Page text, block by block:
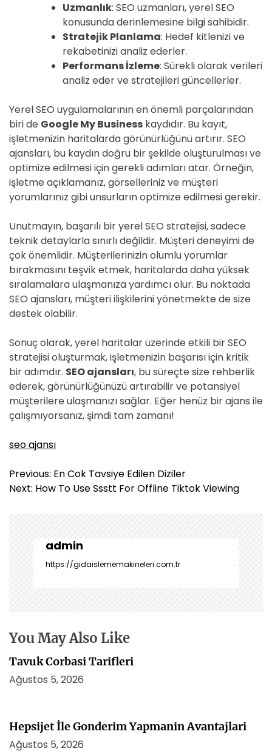
Uzmanlık: SEO uzmanları, yerel SEO
konusunda derinlemesine bilgi sahibidir.
Stratejik Planlama: Hedef kitlenizi ve
rekabetinizi analiz ederler.
Performans İzleme: Sürekli olarak verileri
analiz eder ve stratejileri güncellerler.
Yerel SEO uygulamalarının en önemli parçalarından
biri de Google My Business kaydıdır. Bu kayıt,
işletmenizin haritalarda görünürlüğünü artırır. SEO
ajansları, bu kaydın doğru bir şekilde oluşturulması ve
optimize edilmesi için gerekli adımları atar. Örneğin,
işletme açıklamanız, görselleriniz ve müşteri
yorumlarınız gibi unsurların optimize edilmesi gerekir.
Unutmayın, başarılı bir yerel SEO stratejisi, sadece
teknik detaylarla sınırlı değildir. Müşteri deneyimi de
çok önemlidir. Müşterilerinizin olumlu yorumlar
bırakmasını teşvik etmek, haritalarda daha yüksek
sıralamalara ulaşmanıza yardımcı olur. Bu noktada
SEO ajansları, müşteri ilişkilerini yönetmekte de size
destek olabilir.
Sonuç olarak, yerel haritalar üzerinde etkili bir SEO
stratejisi oluşturmak, işletmenizin başarısı için kritik
bir adımdır. SEO ajansları, bu süreçte size rehberlik
ederek, görünürlüğünüzü artırabilir ve potansiyel
müşterilere ulaşmanızı sağlar. Eğer henüz bir ajans ile
çalışmıyorsanız, şimdi tam zamanı!
seo ajansı
Y
a
ı
g
e
z
i
n
m
s
i
Previous: En Cok Tavsiye Edilen Diziler
Next: How To Use Ssstt For Offline Tiktok Viewing
admin
https://gidaislememakineleri.com.tr
You May Also Like
Tavuk Corbasi Tarifleri
Ağustos 5, 2026
Hepsijet İle Gonderim Yapmanin Avantajlari
Ağustos 5, 2026